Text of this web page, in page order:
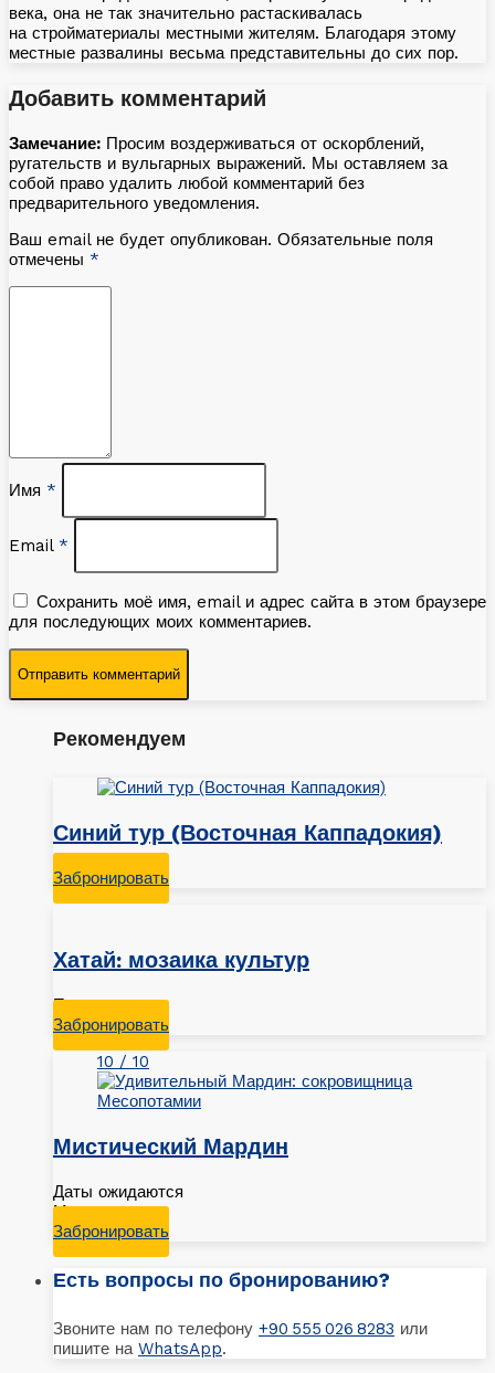
века, она не так значительно растаскивалась
на стройматериалы местными жителям. Благодаря этому
местные развалины весьма представительны до сих пор.
Добавить комментарий
Замечание: Просим воздерживаться от оскорблений,
ругательств и вульгарных выражений. Мы оставляем за
собой право удалить любой комментарий без
предварительного уведомления.
Ваш email не будет опубликован. Обязательные поля
отмечены *
Имя *
Email *
Сохранить моё имя, email и адрес сайта в этом браузере
для последующих моих комментариев.
Рекомендуем
Синий тур (Восточная Каппадокия)
Забронировать
Хатай: мозаика культур
По запросу
Забронировать
10 / 10
Мистический Мардин
Даты ожидаются
Мардин
Забронировать
Есть вопросы по бронированию?
Звоните нам по телефону +90 555 026 8283 или
пишите на WhatsApp.